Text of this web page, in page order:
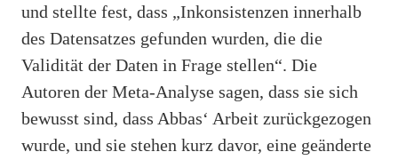
und stellte fest, dass „Inkonsistenzen innerhalb
des Datensatzes gefunden wurden, die die
Validität der Daten in Frage stellen“. Die
Autoren der Meta-Analyse sagen, dass sie sich
bewusst sind, dass Abbas‘ Arbeit zurückgezogen
wurde, und sie stehen kurz davor, eine geänderte